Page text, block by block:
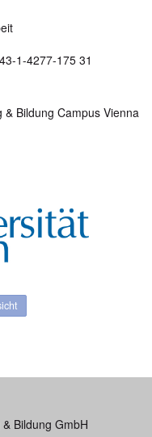
1-4277-175 31
Bildung Campus Vienna
Bildung GmbH